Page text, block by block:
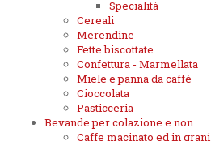
Specialità
Cereali
Merendine
Fette biscottate
Confettura - Marmellata
Miele e panna da caffè
Cioccolata
Pasticceria
Bevande per colazione e non
Caffe macinato ed in grani